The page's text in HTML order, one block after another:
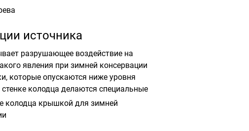
источника
разрушающее воздействие на
явления при зимней консервации
которые опускаются ниже уровня
колодца делаются специальные